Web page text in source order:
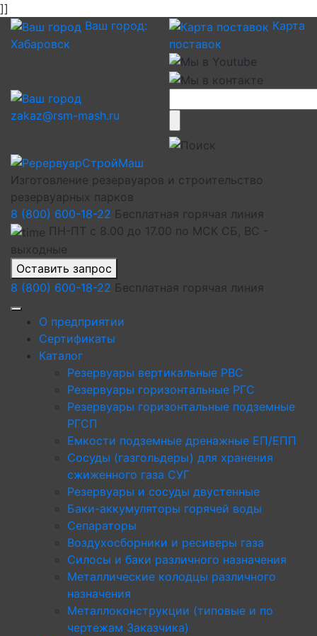
]]
Ваш город:
Хабаровск
Карта
поставок
zakaz@rsm-mash.ru
Изготовление резервуаров и строительство
резервуарных парков
8 (800) 600-18-22 Бесплатная горячая линия
ПН-ПТ с 8.00 до 17.00 по МСК СБ, ВС -
выходные
Оставить запрос
8 (800) 600-18-22 Бесплатная горячая линия
О предприятии
Сертификаты
Каталог
Резервуары вертикальные РВС
Резервуары горизонтальные РГС
Резервуары горизонтальные подземные
РГСП
Емкости подземные дренажные ЕП/ЕПП
Сосуды (газгольдеры) для хранения
сжиженного газа СУГ
Резервуары и сосуды двустенные
Баки-аккумуляторы горячей воды
Сепараторы
Воздухосборники и ресиверы газа
Силосы и баки различного назначения
Металлические колодцы различного
назначения
Металлоконструкции (типовые и по
чертежам Заказчика)